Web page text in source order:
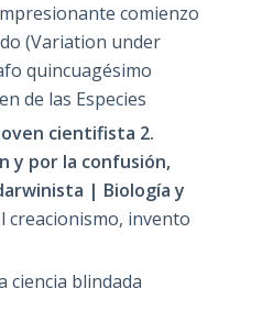
comienzo
(Variation under
quincuagésimo
de las Especies
cientifista 2.
y por la confusión,
| Biología y
creacionismo, invento
ciencia blindada